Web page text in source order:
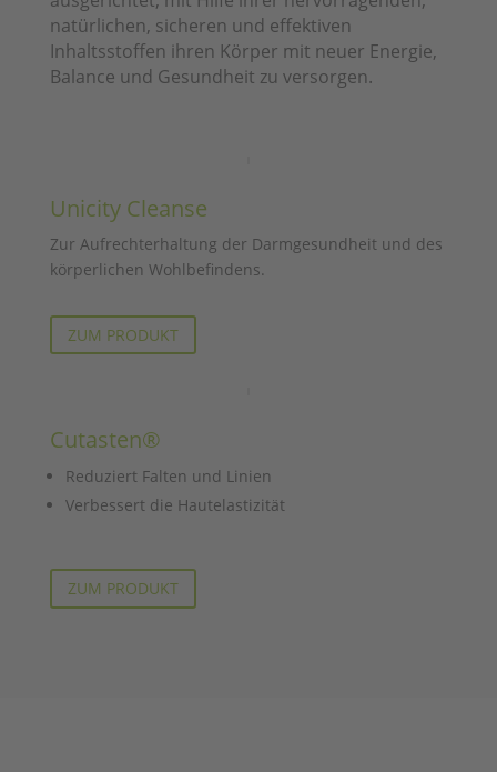
natürlichen, sicheren und effektiven
Inhaltsstoffen ihren Körper mit neuer Energie,
Balance und Gesundheit zu versorgen.
Unicity Cleanse
Zur Aufrechterhaltung der Darmgesundheit und des
körperlichen Wohlbefindens.
ZUM PRODUKT
Cutasten®
Reduziert Falten und Linien
Verbessert die Hautelastizität
ZUM PRODUKT